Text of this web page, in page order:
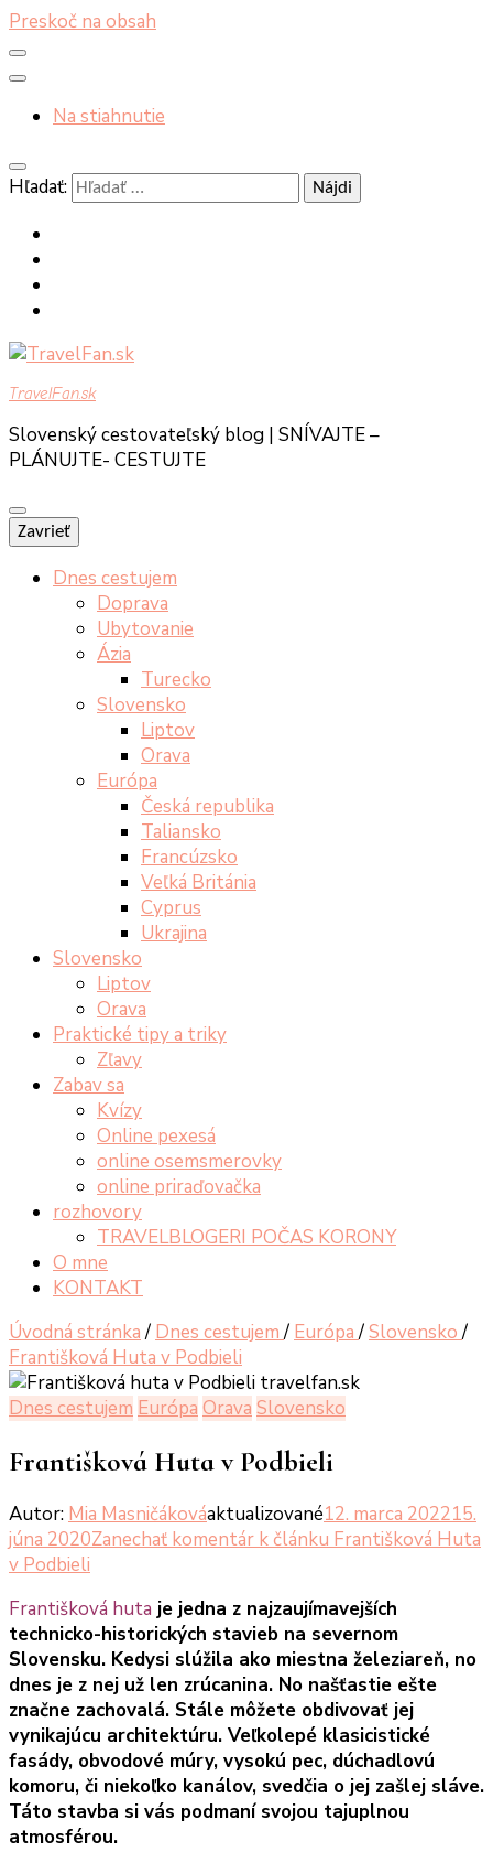
Preskoč na obsah
Na stiahnutie
Hľadať:
TravelFan.sk
Slovenský cestovateľský blog | SNÍVAJTE –
PLÁNUJTE- CESTUJTE
Zavrieť
Dnes cestujem
Doprava
Ubytovanie
Ázia
Turecko
Slovensko
Liptov
Orava
Európa
Česká republika
Taliansko
Francúzsko
Veľká Británia
Cyprus
Ukrajina
Slovensko
Liptov
Orava
Praktické tipy a triky
Zľavy
Zabav sa
Kvízy
Online pexesá
online osemsmerovky
online priraďovačka
rozhovory
TRAVELBLOGERI POČAS KORONY
O mne
KONTAKT
Úvodná stránka / Dnes cestujem/ Európa/Slovensko/
Františková Huta v Podbieli
Dnes cestujem Európa Orava Slovensko
Františková Huta v Podbieli
Autor: Mia Masničákováaktualizované12. marca 202215.
júna 2020Zanechať komentár k článku Františková Huta
v Podbieli
Františková huta je jedna z najzaujímavejších
technicko-historických stavieb na severnom
Slovensku. Kedysi slúžila ako miestna železiareň, no
dnes je z nej už len zrúcanina. No našťastie ešte
značne zachovalá. Stále môžete obdivovať jej
vynikajúcu architektúru. Veľkolepé klasicistické
fasády, obvodové múry, vysokú pec, dúchadlovú
komoru, či niekoľko kanálov, svedčia o jej zašlej sláve.
Táto stavba si vás podmaní svojou tajuplnou
atmosférou.